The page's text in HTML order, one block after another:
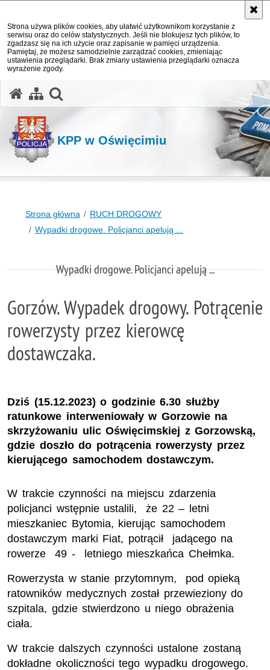
Strona używa plików cookies, aby ułatwić użytkownikom korzystanie z
serwisu oraz do celów statystycznych. Jeśli nie blokujesz tych plików, to
zgadzasz się na ich użycie oraz zapisanie w pamięci urządzenia.
Pamiętaj, że możesz samodzielnie zarządzać cookies, zmieniając
ustawienia przeglądarki. Brak zmiany ustawienia przeglądarki oznacza
wyrażenie zgody.
KPP w Oświęcimiu
Strona główna
RUCH DROGOWY
Wypadki drogowe. Policjanci apelują ...
Wypadki drogowe. Policjanci apelują ...
Gorzów. Wypadek drogowy. Potrącenie
rowerzysty przez kierowcę
dostawczaka.
Dziś (15.12.2023) o godzinie 6.30 służby
ratunkowe interweniowały w Gorzowie na
skrzyżowaniu ulic Oświęcimskiej z Gorzowską,
gdzie doszło do potrącenia rowerzysty przez
kierującego samochodem dostawczym.
W trakcie czynności na miejscu zdarzenia
policjanci wstępnie ustalili, że 22 – letni
mieszkaniec Bytomia, kierując samochodem
dostawczym marki Fiat, potrącił jadącego na
rowerze 49 - letniego mieszkańca Chełmka.
Rowerzysta w stanie przytomnym, pod opieką
ratowników medycznych został przewieziony do
szpitala, gdzie stwierdzono u niego obrażenia
ciała.
W trakcie dalszych czynności ustalone zostaną
dokładne okoliczności tego wypadku drogowego.